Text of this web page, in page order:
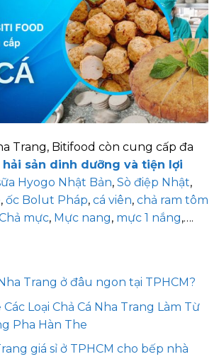
Trang, Bitifood còn cung cấp đa
hải sản dinh dưỡng và tiện lợi
Hyogo Nhật Bản, Sò điệp Nhật,
, ốc Bolut Pháp, cá viên, chả ram tôm
mực, Mực nang, mực 1 nắng,….
Trang ở đâu ngon tại TPHCM?
Loại Chả Cá Nha Trang Làm Từ
Pha Hàn The
giá sỉ ở TPHCM cho bếp nhà